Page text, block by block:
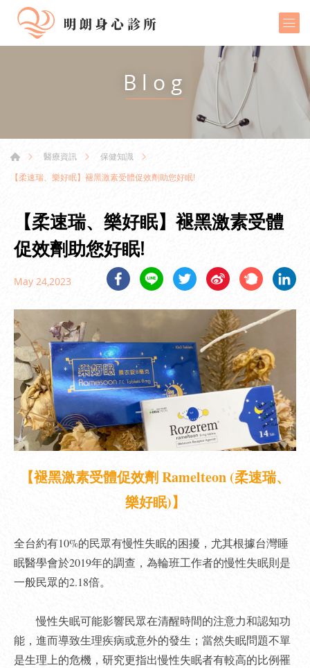
Blog
醫療資訊
保健知識
【柔速瑞、樂好眠】褪黑激素受體促效劑助您好眠!
【柔速瑞、樂好眠】褪黑激素受體
促效劑助您好眠!
May 24,2023
【褪黑激素受體促效劑 Ramelteon (柔速瑞、
樂好眠)】
全台約有10%的民眾有慢性失眠的困擾，尤其根據台灣睡
眠醫學會於2019年的調查，為輪班工作者的慢性失眠則是
一般民眾的2.18倍。
慢性失眠可能影響民眾在清醒時間的注意力和認知功
能，進而導致生理疾病或意外的發生；當然失眠問題不單
是生理上的危機，研究更指出慢性失眠者有較高的比例罹